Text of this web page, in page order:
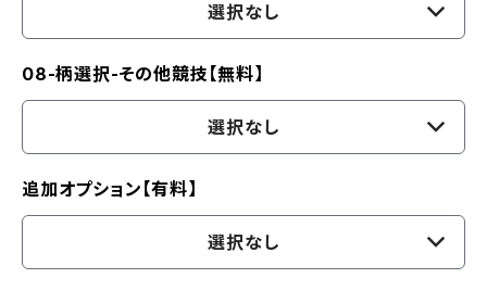
選択なし
08-柄選択-その他競技【無料】
選択なし
追加オプション【有料】
選択なし